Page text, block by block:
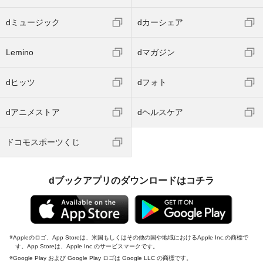
dミュージック dカーシェア
Lemino dマガジン
dヒッツ dフォト
dアニメストア dヘルスケア
ドコモスポーツくじ
dブックアプリのダウンロードはコチラ
Appleのロゴ、App Storeは、米国もしくはその他の国や地域におけるApple Inc.の商標で
す。App Storeは、Apple Inc.のサービスマークです。
Google Play および Google Play ロゴは Google LLC の商標です。